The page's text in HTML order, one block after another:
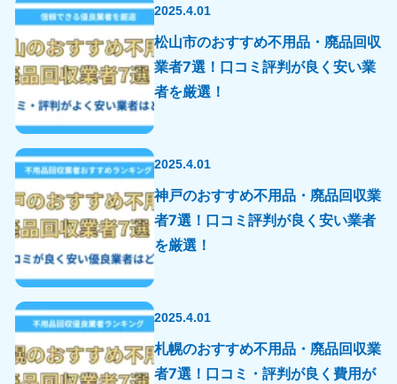
2025.4.01
松山市のおすすめ不用品・廃品回収
業者7選！口コミ評判が良く安い業
者を厳選！
2025.4.01
神戸のおすすめ不用品・廃品回収業
者7選！口コミ評判が良く安い業者
を厳選！
2025.4.01
札幌のおすすめ不用品・廃品回収業
者7選！口コミ・評判が良く費用が